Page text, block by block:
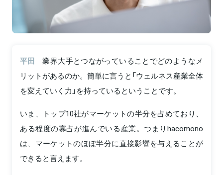
平田
業界大手とつながっていることでどのようなメ
リットがあるのか。簡単に言うと「ウェルネス産業全体
を変えていく力」を持っているということです。
いま、トップ10社がマーケットの半分を占めており、
ある程度の寡占が進んでいる産業。つまりhacomono
は、マーケットのほぼ半分に直接影響を与えることが
できると言えます。